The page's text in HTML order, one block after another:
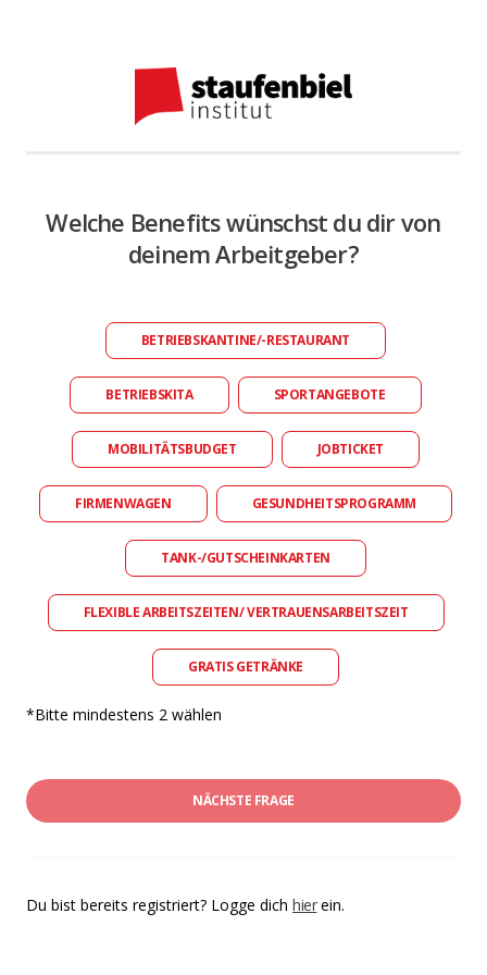
Welche Benefits wünschst du dir von
deinem Arbeitgeber?
BETRIEBSKANTINE/-RESTAURANT
BETRIEBSKITA SPORTANGEBOTE
MOBILITÄTSBUDGET JOBTICKET
FIRMENWAGEN GESUNDHEITSPROGRAMM
TANK-/GUTSCHEINKARTEN
FLEXIBLE ARBEITSZEITEN/ VERTRAUENSARBEITSZEIT
GRATIS GETRÄNKE
*Bitte mindestens 2 wählen
NÄCHSTE FRAGE
Du bist bereits registriert? Logge dich hierein.